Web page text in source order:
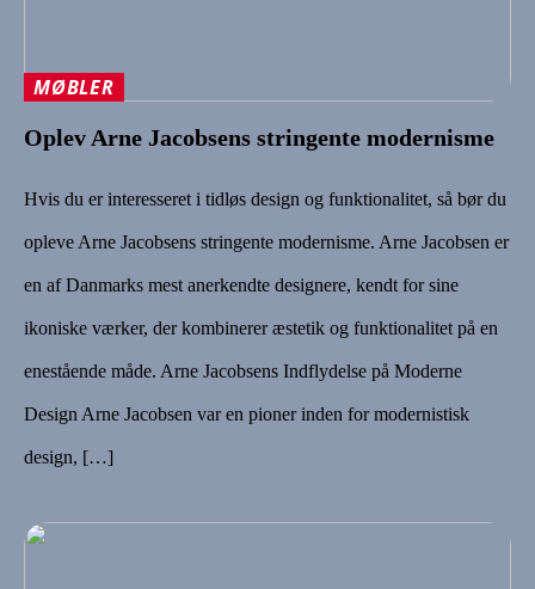
MØBLER
Oplev Arne Jacobsens stringente modernisme
Hvis du er interesseret i tidløs design og funktionalitet, så bør du
opleve Arne Jacobsens stringente modernisme. Arne Jacobsen er
en af Danmarks mest anerkendte designere, kendt for sine
ikoniske værker, der kombinerer æstetik og funktionalitet på en
enestående måde. Arne Jacobsens Indflydelse på Moderne
Design Arne Jacobsen var en pioner inden for modernistisk
design, […]